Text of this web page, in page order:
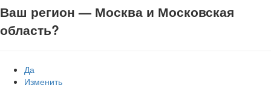
Ваш регион — Москва и Московская
область?
Да
Изменить